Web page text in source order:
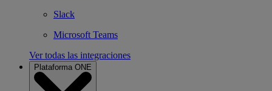
Slack
Microsoft Teams
Ver todas las integraciones
Plataforma ONE